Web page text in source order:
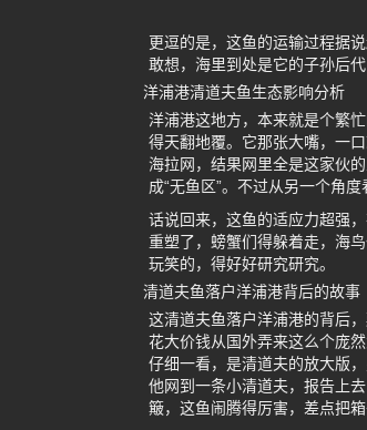
更逗的是，这鱼的运输过程据
敢想，海里到处是它的子孙后
洋浦港清道夫鱼生态影响分析
洋浦港这地方，本来就是个繁
得天翻地覆。它那张大嘴，一
海拉网，结果网里全是这家伙
成“无鱼区”。不过从另一个角
话说回来，这鱼的适应力超强
重塑了，螃蟹们得躲着走，海
玩笑的，得好好研究研究。
清道夫鱼落户洋浦港背后的故事
这清道夫鱼落户洋浦港的背后
花大价钱从国外弄来这么个庞
仔细一看，是清道夫的放大版
他网到一条小清道夫，报告上
簸，这鱼闹腾得厉害，差点把箱